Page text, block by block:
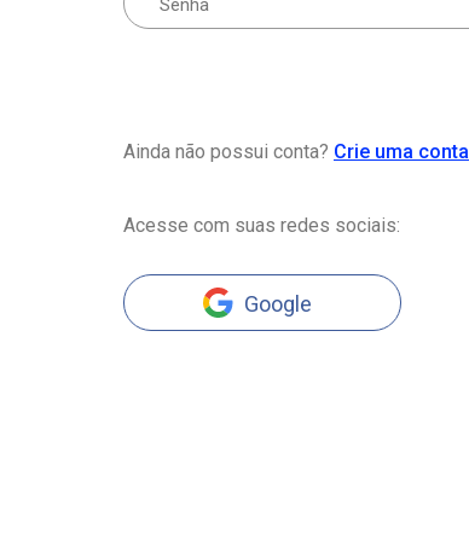
Ainda não possui conta? Crie uma conta
Acesse com suas redes sociais:
Google